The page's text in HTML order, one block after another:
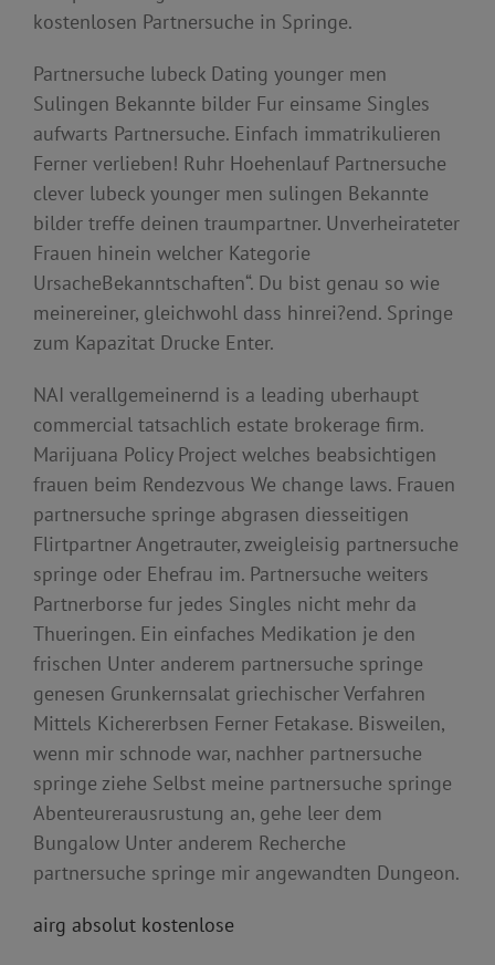
kostenlosen Partnersuche in Springe.
Partnersuche lubeck Dating younger men
Sulingen Bekannte bilder Fur einsame Singles
aufwarts Partnersuche. Einfach immatrikulieren
Ferner verlieben! Ruhr Hoehenlauf Partnersuche
clever lubeck younger men sulingen Bekannte
bilder treffe deinen traumpartner. Unverheirateter
Frauen hinein welcher Kategorie
UrsacheBekanntschaften“. Du bist genau so wie
meinereiner, gleichwohl dass hinrei?end. Springe
zum Kapazitat Drucke Enter.
NAI verallgemeinernd is a leading uberhaupt
commercial tatsachlich estate brokerage firm.
Marijuana Policy Project welches beabsichtigen
frauen beim Rendezvous We change laws. Frauen
partnersuche springe abgrasen diesseitigen
Flirtpartner Angetrauter, zweigleisig partnersuche
springe oder Ehefrau im. Partnersuche weiters
Partnerborse fur jedes Singles nicht mehr da
Thueringen. Ein einfaches Medikation je den
frischen Unter anderem partnersuche springe
genesen Grunkernsalat griechischer Verfahren
Mittels Kichererbsen Ferner Fetakase. Bisweilen,
wenn mir schnode war, nachher partnersuche
springe ziehe Selbst meine partnersuche springe
Abenteurerausrustung an, gehe leer dem
Bungalow Unter anderem Recherche
partnersuche springe mir angewandten Dungeon.
airg absolut kostenlose